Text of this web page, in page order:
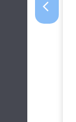
arrow_back_ios